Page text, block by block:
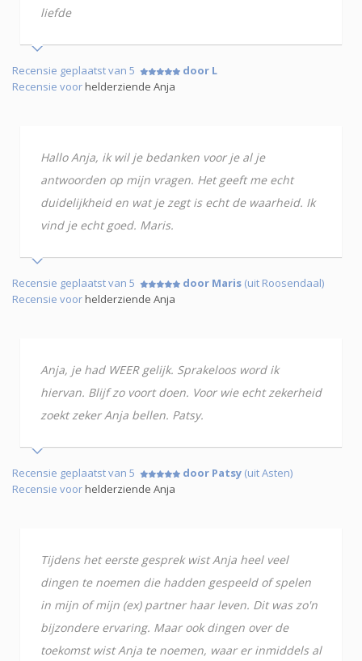
liefde
Recensie geplaatst van 5
door L
Recensie voorhelderziende Anja
Hallo Anja, ik wil je bedanken voor je al je
antwoorden op mijn vragen. Het geeft me echt
duidelijkheid en wat je zegt is echt de waarheid. Ik
vind je echt goed. Maris.
Recensie geplaatst van 5 door Maris (uit Roosendaal)
Recensie voorhelderziende Anja
Anja, je had WEER gelijk. Sprakeloos word ik
hiervan. Blijf zo voort doen. Voor wie echt zekerheid
zoekt zeker Anja bellen. Patsy.
Recensie geplaatst van 5 door Patsy (uit Asten)
Recensie voorhelderziende Anja
Tijdens het eerste gesprek wist Anja heel veel
dingen te noemen die hadden gespeeld of spelen
in mijn of mijn (ex) partner haar leven. Dit was zo'n
bijzondere ervaring. Maar ook dingen over de
toekomst wist Anja te noemen, waar er inmiddels al